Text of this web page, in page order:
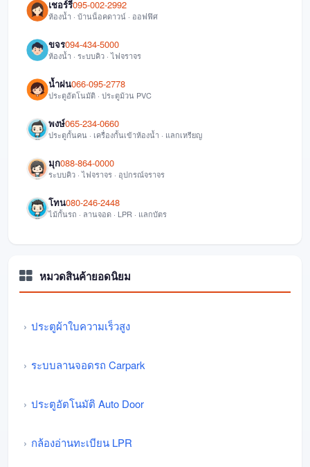
เชอร์รี่095-002-2992
ห้องน้ำ · บ้านน็อคดาวน์ · ออฟฟิศ
ขจร094-434-5000
ห้องน้ำ · ระบบคิว · ไฟจราจร
น้ำฝน066-095-2778
ประตูอัตโนมัติ · ประตูม้วน PVC
พงษ์065-234-0660
ประตูกั้นคน · เครื่องกั้นเข้าห้องน้ำ · แลกเหรียญ
มุก088-864-0000
ระบบคิว · ไฟจราจร · อุปกรณ์จราจร
โทน080-246-2448
ไม้กั้นรถ · ลานจอด · LPR · แลกบัตร
หมวดสินค้ายอดนิยม
ประตูผ้าใบความเร็วสูง
ระบบลานจอดรถ Carpark
ประตูอัตโนมัติ Auto Door
กล้องอ่านทะเบียน LPR